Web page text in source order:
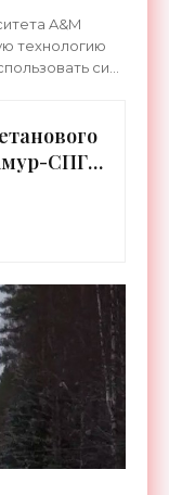
A&M
технологию
силу
СПГ»